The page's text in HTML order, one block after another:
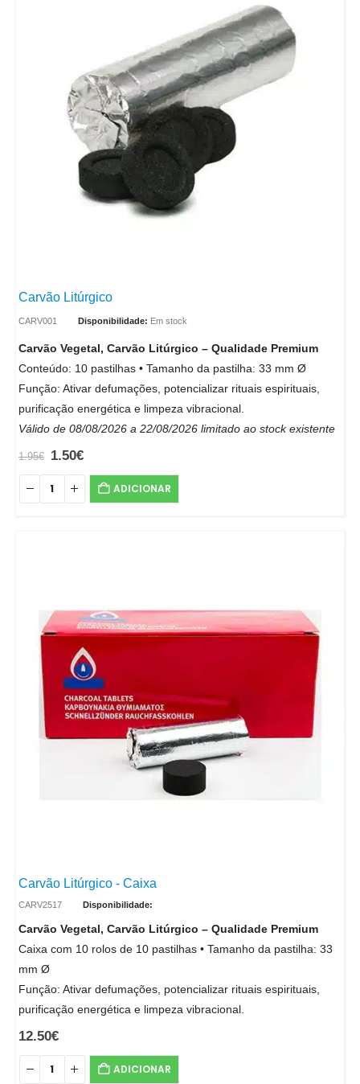
Carvão Litúrgico
CARV001 Disponibilidade: Em stock
Carvão Vegetal, Carvão Litúrgico – Qualidade Premium
Conteúdo: 10 pastilhas • Tamanho da pastilha: 33 mm Ø
Função: Ativar defumações, potencializar rituais espirituais,
purificação energética e limpeza vibracional.
Válido de 08/08/2026 a 22/08/2026 limitado ao stock existente
1.95€ 1.50€
ADICIONAR
Carvão Litúrgico - Caixa
CARV2517 Disponibilidade:
Carvão Vegetal, Carvão Litúrgico – Qualidade Premium
Caixa com 10 rolos de 10 pastilhas • Tamanho da pastilha: 33
mm Ø
Função: Ativar defumações, potencializar rituais espirituais,
purificação energética e limpeza vibracional.
12.50€
ADICIONAR